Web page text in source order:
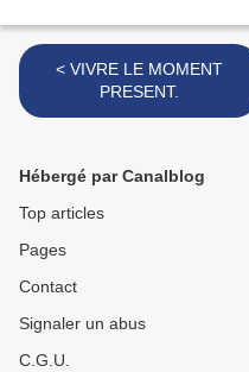
< VIVRE LE MOMENT
PRESENT.
Hébergé par Canalblog
Top articles
Pages
Contact
Signaler un abus
C.G.U.